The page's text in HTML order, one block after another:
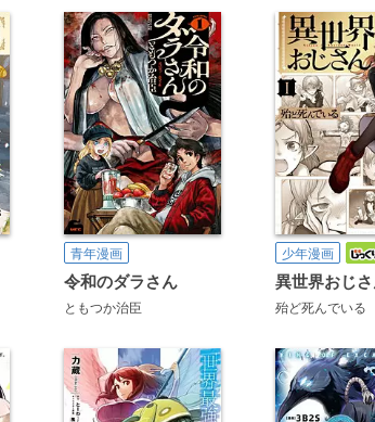
青年漫画
令和のダラさん
ともつか治臣
少年漫画
異世界おじ
殆ど死んでいる